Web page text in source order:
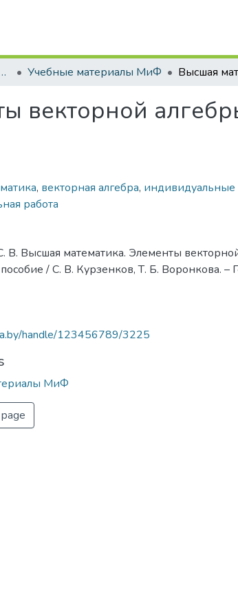
и физики Учебные материалы МиФ
векторной
, векторная алгебра, индивидуальные
работа
В. Высшая математика. Элементы
/ С. В. Курзенков, Т. Б. Воронкова. –
handle/123456789/3225
МиФ